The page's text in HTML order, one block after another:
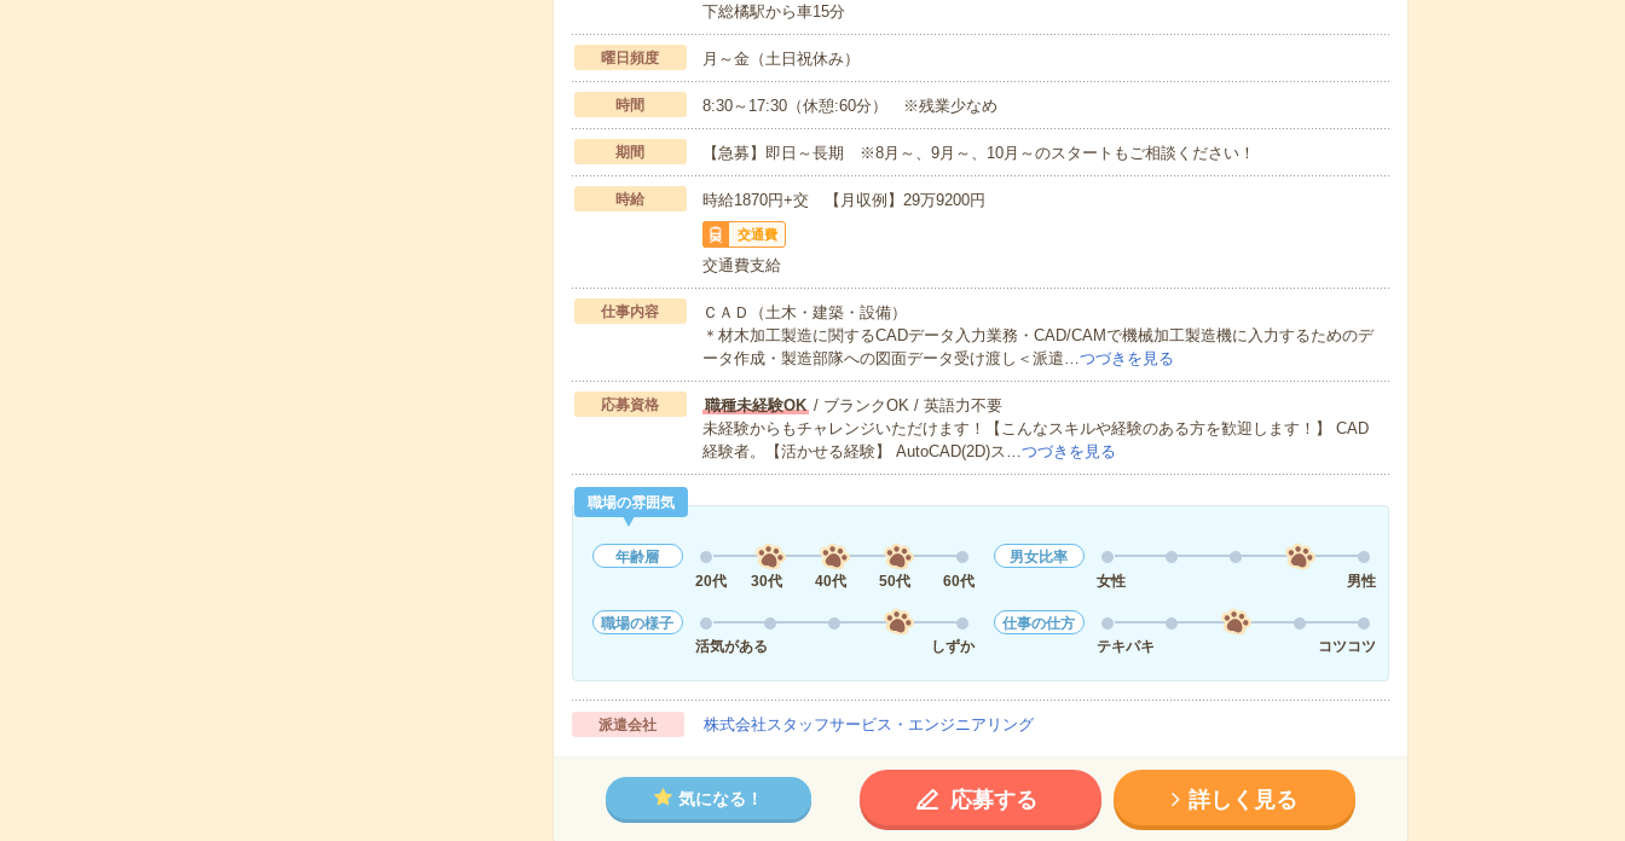
下総橘駅から車15分
曜日頻度 月～金（土日祝休み）
時間 8:30～17:30（休憩:60分） ※残業少なめ
期間 【急募】即日～長期 ※8月～、9月～、10月～のスタートもご相談ください！
時給 時給1870円+交 【月収例】29万9200円
交通費
交通費支給
仕事内容
ＣＡＤ（土木・建築・設備）
＊材木加工製造に関するCADデータ入力業務・CAD/CAMで機械加工製造機に入力するためのデ
ータ作成・製造部隊への図面データ受け渡し＜派遣…つづきを見る
応募資格 職種未経験OK/ ブランクOK / 英語力不要
未経験からもチャレンジいただけます！【こんなスキルや経験のある方を歓迎します！】 CAD
経験者。【活かせる経験】 AutoCAD(2D)ス…つづきを見る
職場の雰囲気
年齢層
20代
30代 40代 50代 60代
男女比率
女性
男性
職場の様子
活気がある
しずか
仕事の仕方
テキパキ
コツコツ
派遣会社 株式会社スタッフサービス・エンジニアリング
気になる！ 応募する 詳しく見る